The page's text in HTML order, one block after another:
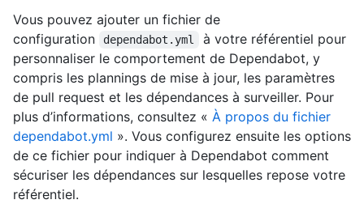
Vous pouvez ajouter un fichier de
configuration
dependabot.yml
à votre référentiel pour
personnaliser le comportement de Dependabot, y
compris les plannings de mise à jour, les paramètres
de pull request et les dépendances à surveiller. Pour
plus d’informations, consultez « À propos du fichier
dependabot.yml ». Vous configurez ensuite les options
de ce fichier pour indiquer à Dependabot comment
sécuriser les dépendances sur lesquelles repose votre
référentiel.